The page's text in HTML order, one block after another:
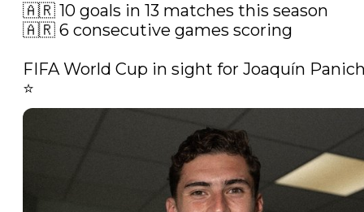
🇦🇷 10 goals in 13 matches this season
🇦🇷 6 consecutive games scoring
FIFA World Cup in sight for Joaquín
⭐️